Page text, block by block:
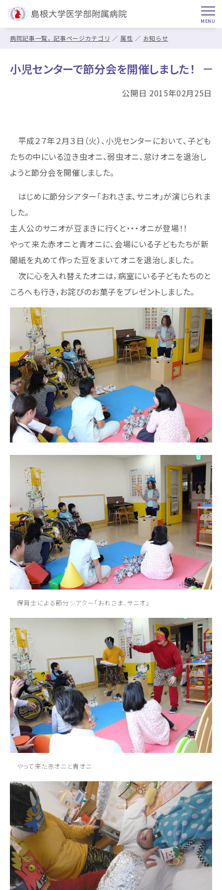
病院記事一覧，記事ページカテゴリ 属性 お知らせ
小児センターで節分会を開催しました！
公開日 2015年02月25日
平成２７年２月３日（火）、小児センターにおいて、子ども
たちの中にいる泣き虫オニ、弱虫オニ、怠けオニを退治し
ようと節分会を開催しました。
はじめに節分シアター「おれさま、サニオ」が演じられま
した。
主人公のサニオが豆まきに行くと・・・オニが登場！！
やって来た赤オニと青オニに、会場にいる子どもたちが新
聞紙を丸めて作った豆をまいてオニを退治しました。
次に心を入れ替えたオニは，病室にいる子どもたちのと
ころへも行き，お詫びのお菓子をプレゼントしました。
保育士による節分シアター「おれさま、サニオ」
やって来た赤オニと青オニ